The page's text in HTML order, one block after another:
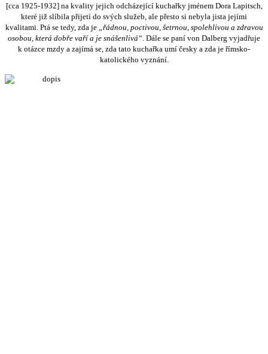
[cca 1925-1932] na kvality jejich odcházející kuchařky jménem Dora Lapitsch,
které již slíbila přijetí do svých služeb, ale přesto si nebyla jista jejími
kvalitami. Ptá se tedy, zda je
„řádnou, poctivou, šetrnou, spolehlivou a zdravou
osobou, která dobře vaří a je snášenlivá“ . Dále se paní von Dalberg vyjadřuje
k otázce mzdy a zajímá se, zda tato kuchařka umí česky a zda je římsko-
katolického vyznání.